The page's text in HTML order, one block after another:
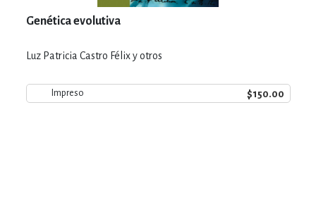
Genética evolutiva
Luz Patricia Castro Félix y otros
Impreso $150.00